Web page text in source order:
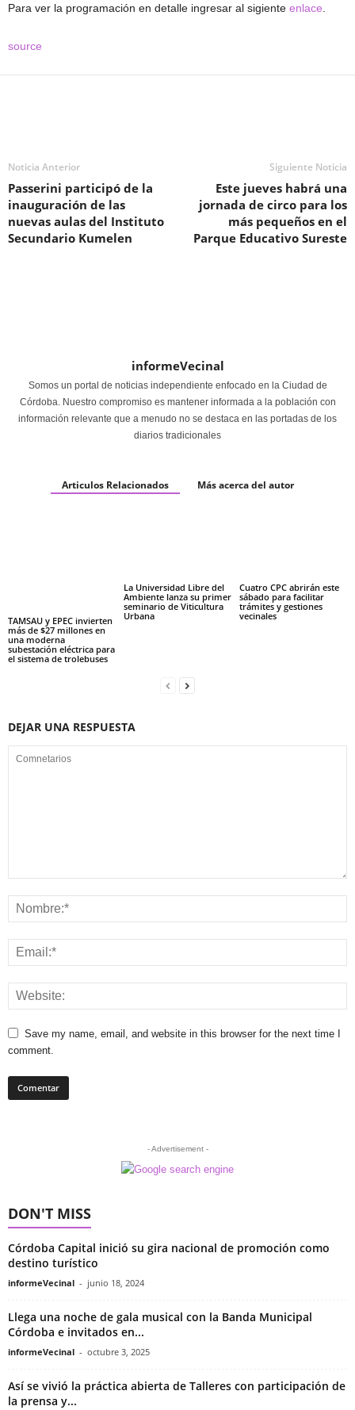
Para ver la programación en detalle ingresar al sigiente enlace.
source
Noticia Anterior
Passerini participó de la
inauguración de las
nuevas aulas del Instituto
Secundario Kumelen
Siguiente Noticia
Este jueves habrá una
jornada de circo para los
más pequeños en el
Parque Educativo Sureste
informeVecinal
Somos un portal de noticias independiente enfocado en la Ciudad de
Córdoba. Nuestro compromiso es mantener informada a la población con
información relevante que a menudo no se destaca en las portadas de los
diarios tradicionales
Articulos Relacionados Más acerca del autor
TAMSAU y EPEC invierten
más de $27 millones en
una moderna
subestación eléctrica para
el sistema de trolebuses
La Universidad Libre del
Ambiente lanza su primer
seminario de Viticultura
Urbana
Cuatro CPC abrirán este
sábado para facilitar
trámites y gestiones
vecinales
DEJAR UNA RESPUESTA
Save my name, email, and website in this browser for the next time I
comment.
- Advertisement -
DON'T MISS
Córdoba Capital inició su gira nacional de promoción como
destino turístico
informeVecinal - junio 18, 2024
Llega una noche de gala musical con la Banda Municipal
Córdoba e invitados en...
informeVecinal - octubre 3, 2025
Así se vivió la práctica abierta de Talleres con participación de
la prensa y...